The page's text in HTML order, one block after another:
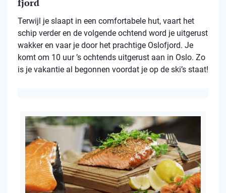
fjord
Terwijl je slaapt in een comfortabele hut, vaart het
schip verder en de volgende ochtend word je uitgerust
wakker en vaar je door het prachtige Oslofjord. Je
komt om 10 uur ’s ochtends uitgerust aan in Oslo. Zo
is je vakantie al begonnen voordat je op de ski’s staat!